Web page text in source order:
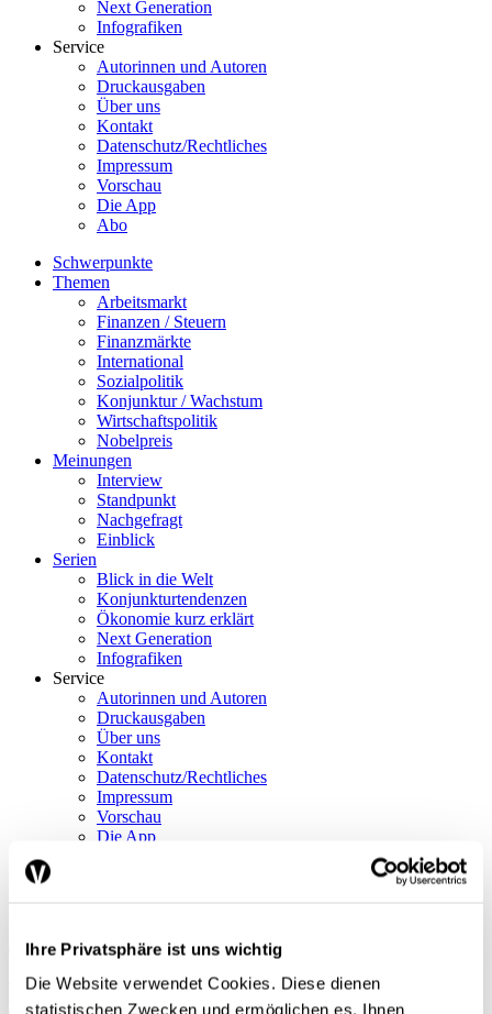
Ihre Privatsphäre ist uns wichtig
Die Website verwendet Cookies. Diese dienen
statistischen Zwecken und ermöglichen es, Ihnen
Next Generation
Infografiken
Service
Autorinnen und Autoren
Druckausgaben
Über uns
Kontakt
Datenschutz/Rechtliches
Impressum
Vorschau
Die App
Abo
Schwerpunkte
Themen
Arbeitsmarkt
Finanzen / Steuern
Finanzmärkte
International
Sozialpolitik
Konjunktur / Wachstum
Wirtschaftspolitik
Nobelpreis
Meinungen
Interview
Standpunkt
Nachgefragt
Einblick
Serien
Blick in die Welt
Konjunkturtendenzen
Ökonomie kurz erklärt
Next Generation
Infografiken
Service
Autorinnen und Autoren
Druckausgaben
Über uns
Kontakt
Datenschutz/Rechtliches
Impressum
Vorschau
Die App
Suche
Abo